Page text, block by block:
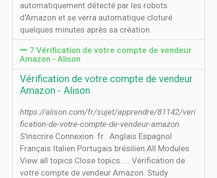
automatiquement détecté par les robots
d'Amazon et se verra automatique cloturé
quelques minutes après sa création.
7 Vérification de votre compte de vendeur
Amazon - Alison
Vérification de votre compte de vendeur
Amazon - Alison
https://alison.com/fr/sujet/apprendre/81142/veri
fication-de-votre-compte-de-vendeur-amazon
S'inscrire Connexion. fr . Anglais Espagnol
Français Italien Portugais brésilien All Modules
View all topics Close topics. ... Vérification de
votre compte de vendeur Amazon. Study